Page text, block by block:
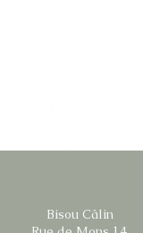
Bisou Câlin